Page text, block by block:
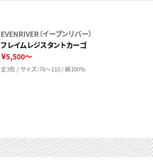
EVENRIVER（イーブンリバー）
フレイムレジスタントカーゴ
￥5,500～
全3色 / サイズ：76～110 / 綿100％